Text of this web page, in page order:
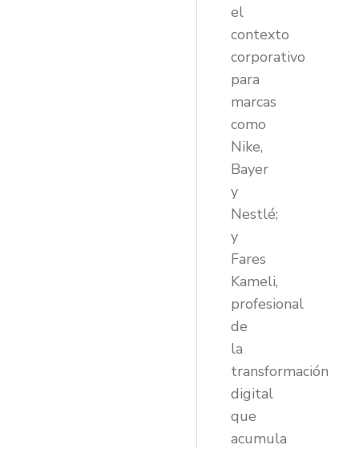
el
contexto
corporativo
para
marcas
como
Nike,
Bayer
y
Nestlé;
y
Fares
Kameli,
profesional
de
la
transformación
digital
que
acumula